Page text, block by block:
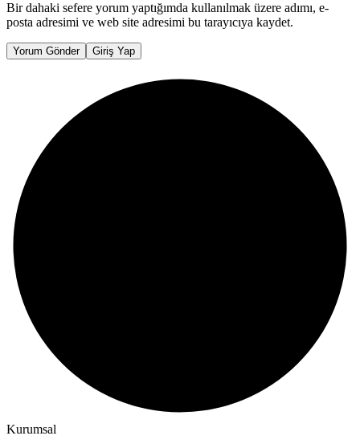
Bir dahaki sefere yorum yaptığımda kullanılmak üzere adımı, e-
posta adresimi ve web site adresimi bu tarayıcıya kaydet.
Yorum Gönder Giriş Yap
Kurumsal